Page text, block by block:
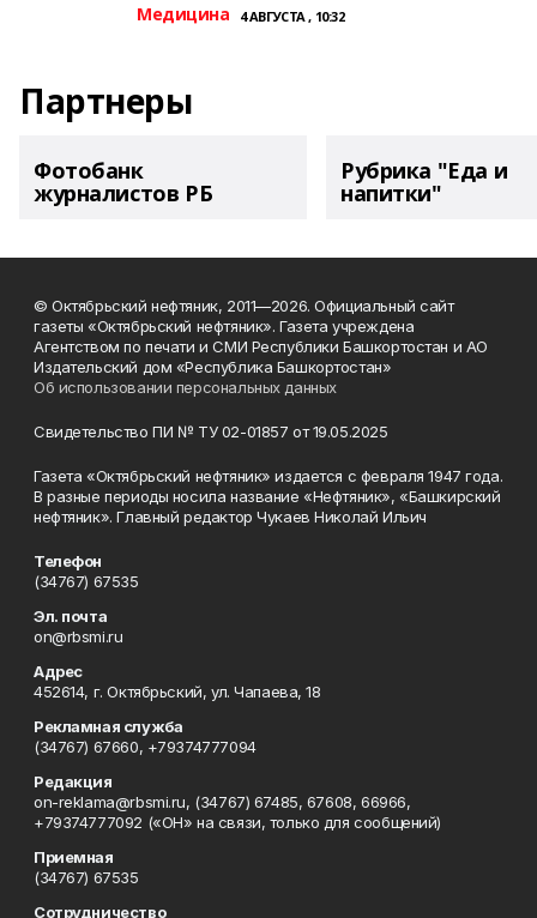
Медицина 4 АВГУСТА , 10:32
Партнеры
Фотобанк
журналистов РБ
Рубрика "Еда и
напитки"
© Октябрьский нефтяник, 2011—2026. Официальный сайт
газеты «Октябрьский нефтяник». Газета учреждена
Агентством по печати и СМИ Республики Башкортостан и АО
Издательский дом «Республика Башкортостан»
Об использовании персональных данных
Свидетельство ПИ № ТУ 02-01857 от 19.05.2025
Газета «Октябрьский нефтяник» издается с февраля 1947 года.
В разные периоды носила название «Нефтяник», «Башкирский
нефтяник». Главный редактор Чукаев Николай Ильич
Телефон
(34767) 67535
Эл. почта
on@rbsmi.ru
Адрес
452614, г. Октябрьский, ул. Чапаева, 18
Рекламная служба
(34767) 67660, +79374777094
Редакция
on-reklama@rbsmi.ru, (34767) 67485, 67608, 66966,
+79374777092 («ОН» на связи, только для сообщений)
Приемная
(34767) 67535
Сотрудничество